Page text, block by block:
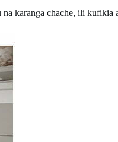
karanga chache, ili kufikia